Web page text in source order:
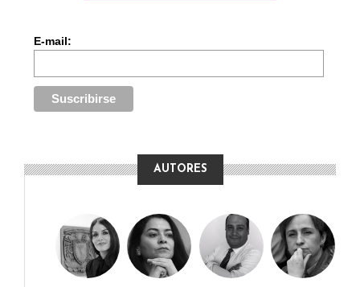
E-mail:
AUTORES